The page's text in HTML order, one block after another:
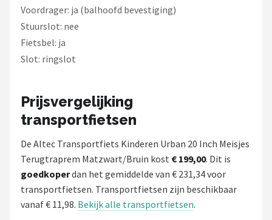
Voordrager: ja (balhoofd bevestiging)
Stuurslot: nee
Fietsbel: ja
Slot: ringslot
Prijsvergelijking
transportfietsen
De Altec Transportfiets Kinderen Urban 20 Inch Meisjes
Terugtraprem Matzwart/Bruin kost € 199,00. Dit is
goedkoperdan het gemiddelde van € 231,34 voor
transportfietsen. Transportfietsen zijn beschikbaar
vanaf € 11,98. Bekijk alle transportfietsen.